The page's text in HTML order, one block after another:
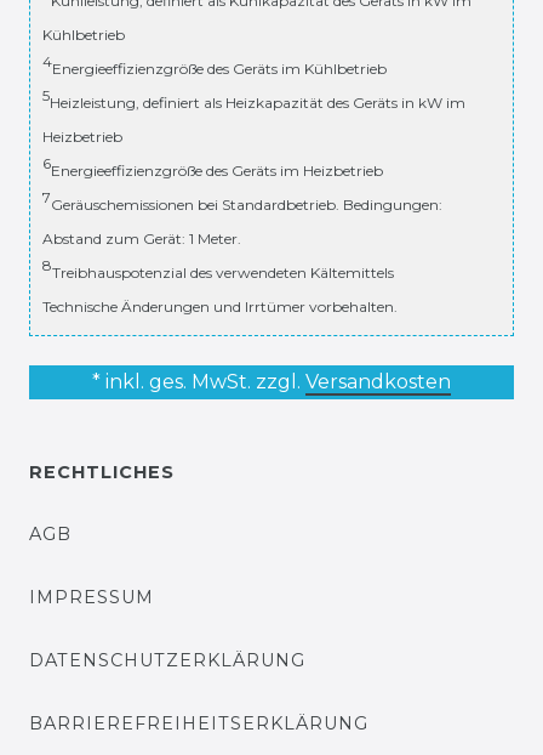
Kühlbetrieb
4Energieeffizienzgröße des Geräts im Kühlbetrieb
5Heizleistung, definiert als Heizkapazität des Geräts in kW im
Heizbetrieb
6Energieeffizienzgröße des Geräts im Heizbetrieb
7Geräuschemissionen bei Standardbetrieb. Bedingungen:
Abstand zum Gerät: 1 Meter.
8Treibhauspotenzial des verwendeten Kältemittels
Technische Änderungen und Irrtümer vorbehalten.
* inkl. ges. MwSt. zzgl. Versandkosten
RECHTLICHES
AGB
IMPRESSUM
DATENSCHUTZERKLÄRUNG
BARRIEREFREIHEITSERKLÄRUNG